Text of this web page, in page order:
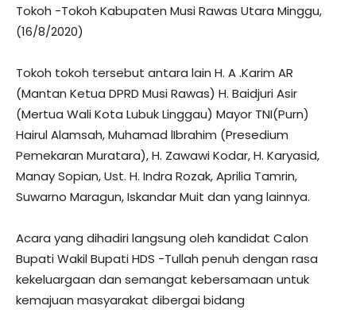
Tokoh -Tokoh Kabupaten Musi Rawas Utara Minggu,
(16/8/2020)
Tokoh tokoh tersebut antara lain H. A .Karim AR
(Mantan Ketua DPRD Musi Rawas) H. Baidjuri Asir
(Mertua Wali Kota Lubuk Linggau) Mayor TNI(Purn)
Hairul Alamsah, Muhamad lIbrahim (Presedium
Pemekaran Muratara), H. Zawawi Kodar, H. Karyasid,
Manay Sopian, Ust. H. Indra Rozak, Aprilia Tamrin,
Suwarno Maragun, Iskandar Muit dan yang lainnya.
Acara yang dihadiri langsung oleh kandidat Calon
Bupati Wakil Bupati HDS -Tullah penuh dengan rasa
kekeluargaan dan semangat kebersamaan untuk
kemajuan masyarakat dibergai bidang